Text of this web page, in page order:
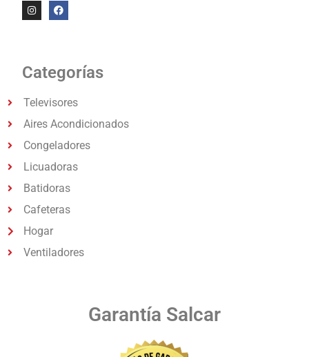
Categorías
Televisores
Aires Acondicionados
Congeladores
Licuadoras
Batidoras
Cafeteras
Hogar
Ventiladores
Garantía Salcar